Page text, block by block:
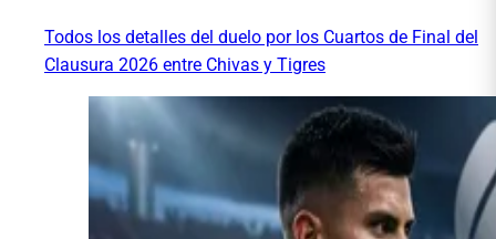
Todos los detalles del duelo por los Cuartos de Final del
Clausura 2026 entre Chivas y Tigres